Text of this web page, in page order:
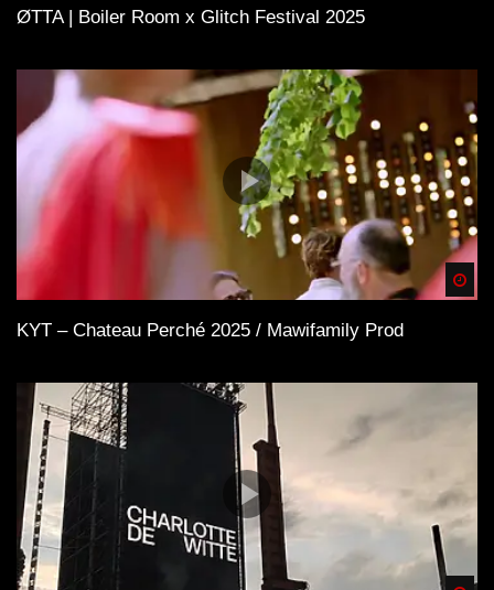
ØTTA | Boiler Room x Glitch Festival 2025
KYT – Chateau Perché 2025 / Mawifamily Prod